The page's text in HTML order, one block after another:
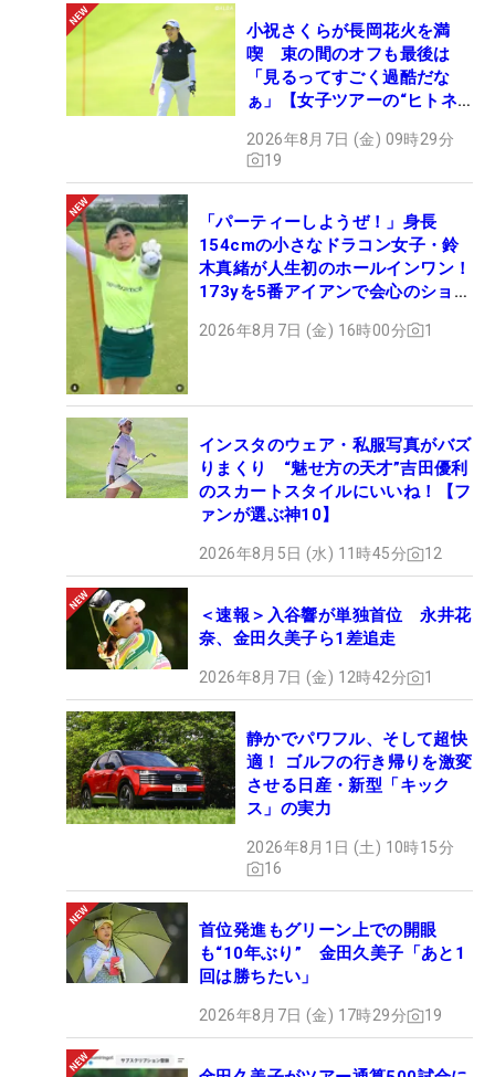
小祝さくらが長岡花火を満
喫 束の間のオフも最後は
「見るってすごく過酷だな
ぁ」【女子ツアーの“ヒトネ
2026年8月7日 (金) 09時29分
19
「パーティーしようぜ！」身長
154cmの小さなドラコン女子・鈴
木真緒が人生初のホールインワン！
173yを5番アイアンで会心のショッ
2026年8月7日 (金) 16時00分 1
インスタのウェア・私服写真がバズ
りまくり “魅せ方の天才”吉田優利
のスカートスタイルにいいね！【フ
ァンが選ぶ神10】
2026年8月5日 (水) 11時45分 12
＜速報＞入谷響が単独首位 永井花
奈、金田久美子ら1差追走
2026年8月7日 (金) 12時42分 1
静かでパワフル、そして超快
適！ ゴルフの行き帰りを激変
させる日産・新型「キック
ス」の実力
2026年8月1日 (土) 10時15分
16
首位発進もグリーン上での開眼
も“10年ぶり” 金田久美子「あと1
回は勝ちたい」
2026年8月7日 (金) 17時29分 19